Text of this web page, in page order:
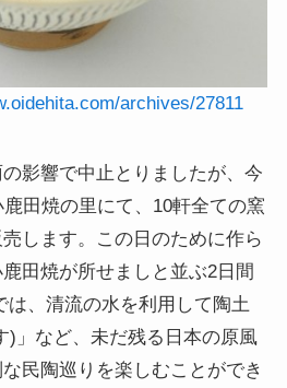
archives/27811
影響で中止とりましたが、今
田焼の里にて、10軒全ての窯
します。この日のために作ら
田焼が所せましと並ぶ2日間
は、清流の水を利用して陶土
)」など、未だ残る日本の原風
民陶巡りを楽しむことができ